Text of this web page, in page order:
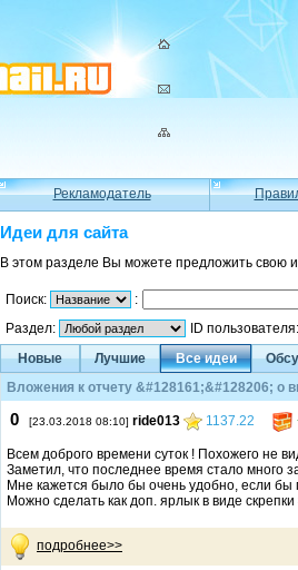
Рекламодатель
Идеи для сайта
В этом разделе Вы можете предложить свою
Поиск:
:
Раздел:
ID пользователя:
Новые
Лучшие Все идеи
Вложения к отчету &#128161;&#128206; о
0 [23.03.2018 08:10] ride013 1137.22
Всем доброго времени суток ! Похожего не
Заметил, что последнее время стало много
Мне кажется было бы очень удобно, если
Можно сделать как доп. ярлык в виде
подробнее>>